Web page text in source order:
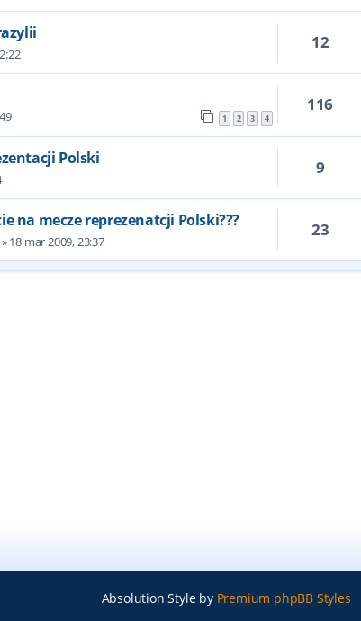
12
1 2 3 4
116
Polski 9
na mecze reprezenatcji Polski???
»18 mar 2009, 23:37
23
Absolution Style by Premium phpBB Styles